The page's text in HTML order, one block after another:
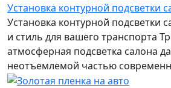
Установка контурной подсветки
Установка контурной подсветки
и стиль для вашего транспорта
атмосферная подсветка салона
неотъемлемой частью